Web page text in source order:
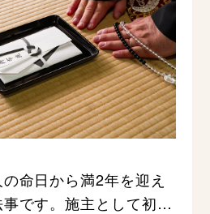
命日から満2年を迎え
です。施主として初め